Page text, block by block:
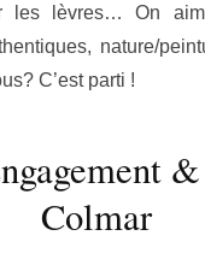
les lèvres… On
nature/
C’est parti !
Colmar